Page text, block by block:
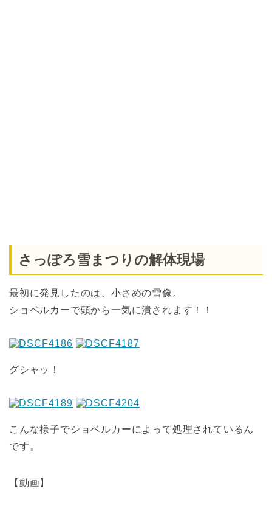
さっぽろ雪まつりの解体現場
最初に発見したのは、小さめの雪像。
ショベルカーで頭から一気に潰されます！！
グシャッ！
こんな様子でショベルカーによって処理されているん
です。
【動画】